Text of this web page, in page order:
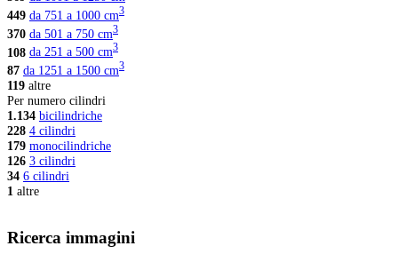
449 da 751 a 1000 cm3
370 da 501 a 750 cm3
108 da 251 a 500 cm3
87 da 1251 a 1500 cm3
119 altre
Per numero cilindri
1.134 bicilindriche
228 4 cilindri
179 monocilindriche
126 3 cilindri
34 6 cilindri
1 altre
Ricerca immagini